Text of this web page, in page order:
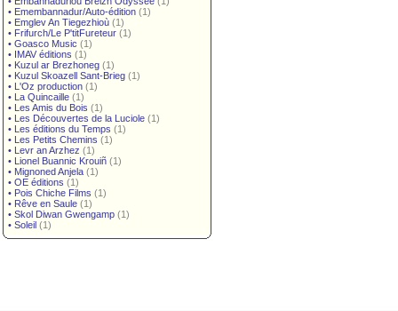
• Emembannadur/Auto-édition (1)
• Emglev An Tiegezhioù (1)
• Frifurch/Le P'titFureteur (1)
• Goasco Music (1)
• IMAV éditions (1)
• Kuzul ar Brezhoneg (1)
• Kuzul Skoazell Sant-Brieg (1)
• L'Oz production (1)
• La Quincaille (1)
• Les Amis du Bois (1)
• Les Découvertes de la Luciole (1)
• Les éditions du Temps (1)
• Les Petits Chemins (1)
• Levr an Arzhez (1)
• Lionel Buannic Krouiñ (1)
• Mignoned Anjela (1)
• OE éditions (1)
• Pois Chiche Films (1)
• Rêve en Saule (1)
• Skol Diwan Gwengamp (1)
• Soleil (1)